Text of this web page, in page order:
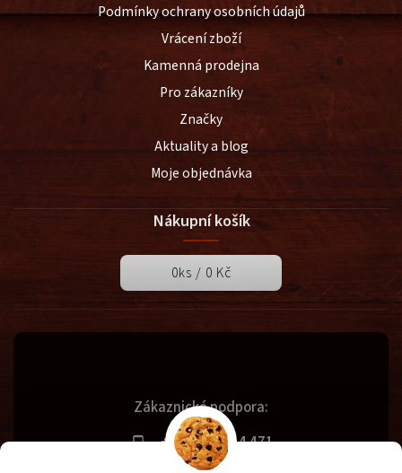
Zákaznická podpora:
+420 731 614 471
Podmínky ochrany osobních údajů
Vrácení zboží
Kamenná prodejna
Pro zákazníky
Značky
Aktuality a blog
Moje objednávka
Nákupní košík
0ks / 0 Kč